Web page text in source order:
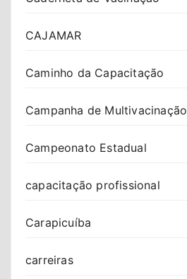
CAJAMAR
Caminho da Capacitação
Campanha de Multivacinação
Campeonato Estadual
capacitação profissional
Carapicuíba
carreiras